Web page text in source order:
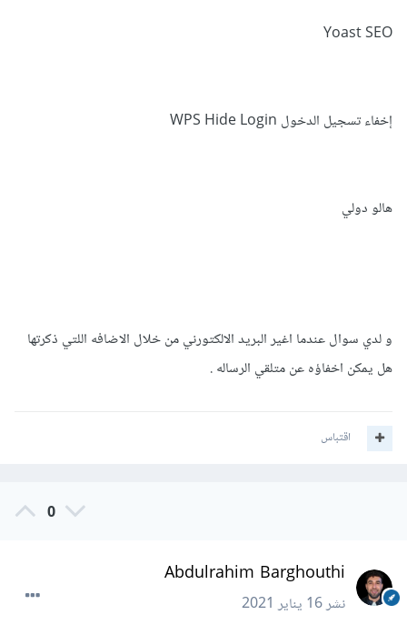
Yoast SEO
إخفاء تسجيل الدخول WPS Hide Login
هالو دولي
و لدي سوال عندما اغير البريد الالكتورني من خلال الاضافه اللتي ذكرتها
هل يمكن اخفاؤه عن متلقي الرساله .
اقتباس
0
Abdulrahim Barghouthi
نشر16 يناير 2021